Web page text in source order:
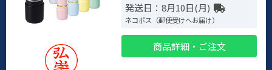
発送日：8月10日(月)
ネコポス（郵便受けへお届け）
商品詳細・ご注文